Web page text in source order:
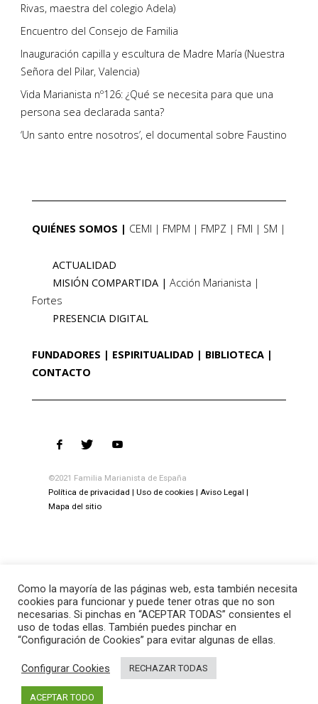
Rivas, maestra del colegio Adela)
Encuentro del Consejo de Familia
Inauguración capilla y escultura de Madre María (Nuestra
Señora del Pilar, Valencia)
Vida Marianista nº126: ¿Qué se necesita para que una
persona sea declarada santa?
‘Un santo entre nosotros’, el documental sobre Faustino
QUIÉNES SOMOS CEMI FMPM FMPZ FMI SM
ACTUALIDAD
MISIÓN COMPARTIDA
Acción Marianista
Fortes
PRESENCIA DIGITAL
FUNDADORES ESPIRITUALIDAD
BIBLIOTECA
CONTACTO
©2021 Familia Marianista de España
Política de privacidad
Uso de cookies
Aviso Legal
Mapa del sitio
Como la mayoría de las páginas web, esta también necesita
cookies para funcionar y puede tener otras que no son
necesarias. Si pinchas en “ACEPTAR TODAS” consientes el
uso de todas ellas. También puedes pinchar en
“Configuración de Cookies” para evitar algunas de ellas.
Configurar Cookies RECHAZAR TODAS
ACEPTAR TODO